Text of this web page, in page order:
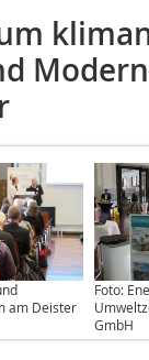
am Deister
Foto:
GmbH